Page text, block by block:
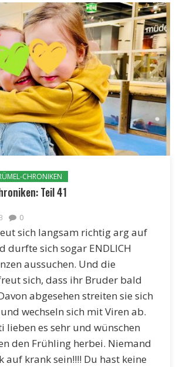
CHRONIKEN
Teil 41
0
sich langsam richtig arg auf
durfte sich sogar ENDLICH
aussuchen. Und die
sich, dass ihr Bruder bald
abgesehen streiten sie sich
wechseln sich mit Viren ab.
lieben es sehr und wünschen
den Frühling herbei. Niemand
auf krank sein!!!! Du hast keine